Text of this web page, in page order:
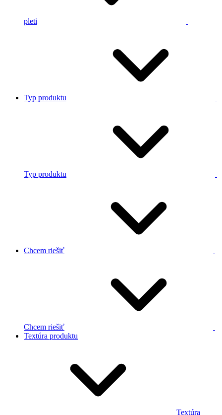
pleti
Typ produktu
Typ produktu
Chcem riešiť
Chcem riešiť
Textúra produktu
Textúra